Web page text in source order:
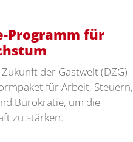
Programm für
der Gastwelt (DZG)
für Arbeit, Steuern,
Bürokratie, um die
zu stärken.